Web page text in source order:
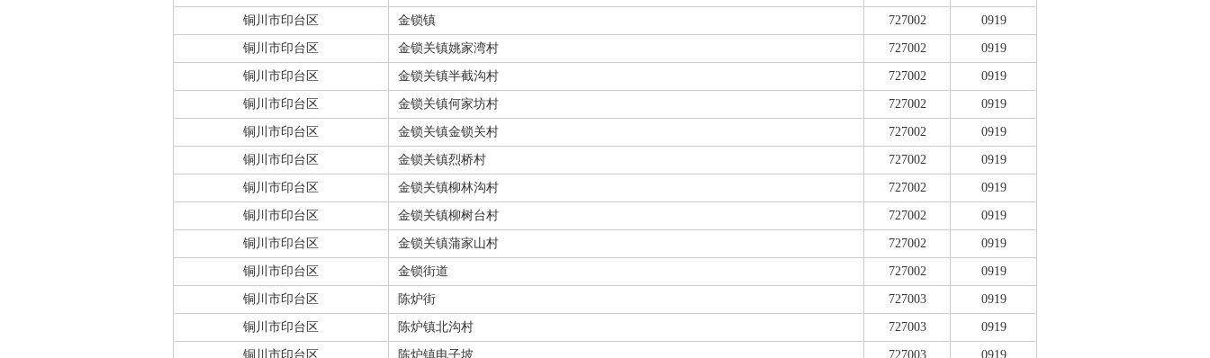
铜川市印台区 金锁镇 727002 0919
铜川市印台区 金锁关镇姚家湾村 727002 0919
铜川市印台区 金锁关镇半截沟村 727002 0919
铜川市印台区 金锁关镇何家坊村 727002 0919
铜川市印台区 金锁关镇金锁关村 727002 0919
铜川市印台区 金锁关镇烈桥村 727002 0919
铜川市印台区 金锁关镇柳林沟村 727002 0919
铜川市印台区 金锁关镇柳树台村 727002 0919
铜川市印台区 金锁关镇蒲家山村 727002 0919
铜川市印台区 金锁街道 727002 0919
铜川市印台区 陈炉街 727003 0919
铜川市印台区 陈炉镇北沟村 727003 0919
铜川市印台区 陈炉镇电子坡 727003 0919